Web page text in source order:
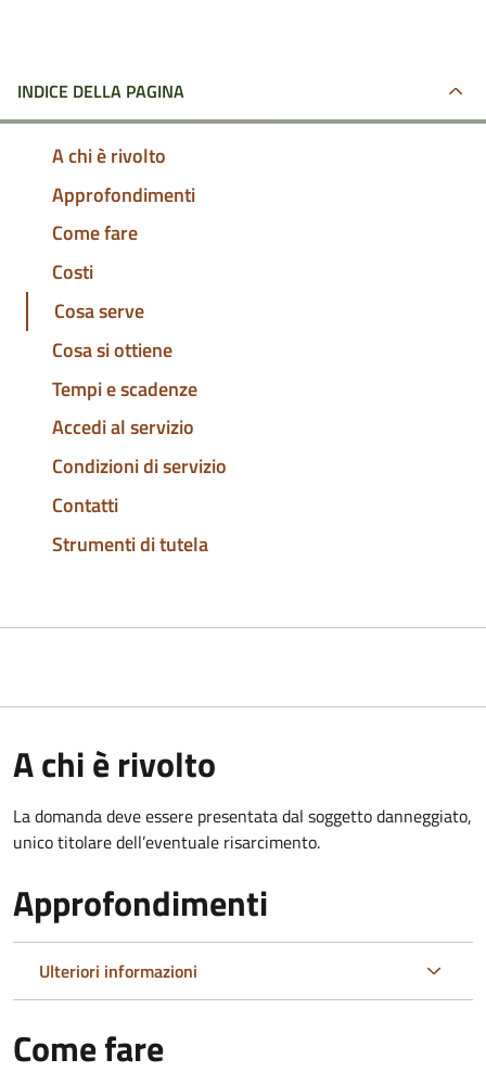
INDICE DELLA PAGINA
A chi è rivolto
Approfondimenti
Come fare
Costi
Cosa serve
Cosa si ottiene
Tempi e scadenze
Accedi al servizio
Condizioni di servizio
Contatti
Strumenti di tutela
A chi è rivolto
La domanda deve essere presentata dal soggetto danneggiato,
unico titolare dell’eventuale risarcimento.
Approfondimenti
Ulteriori informazioni
Come fare